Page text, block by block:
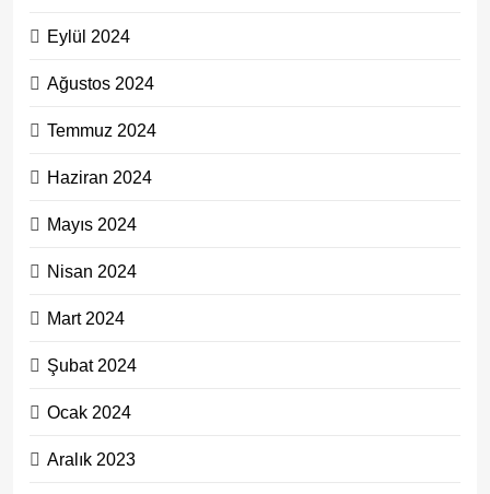
Eylül 2024
Ağustos 2024
Temmuz 2024
Haziran 2024
Mayıs 2024
Nisan 2024
Mart 2024
Şubat 2024
Ocak 2024
Aralık 2023